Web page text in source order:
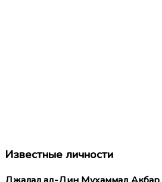
Известные личности